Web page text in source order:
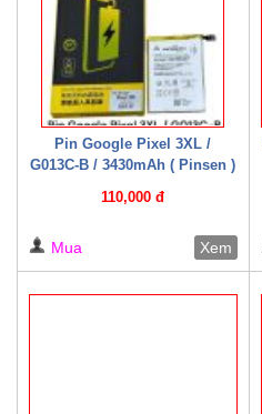
Pin Google Pixel 3XL /
G013C-B / 3430mAh ( Pinsen )
110,000 đ
Mua Xem